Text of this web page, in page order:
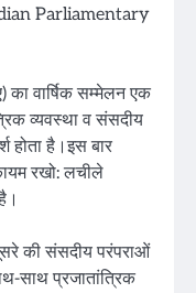
Parliamentary
का वार्षिक सम्मेलन एक
व्यवस्था व संसदीय
होता है।इस बार
रखो: लचीले
की संसदीय परंपराओं
साथ प्रजातांत्रिक